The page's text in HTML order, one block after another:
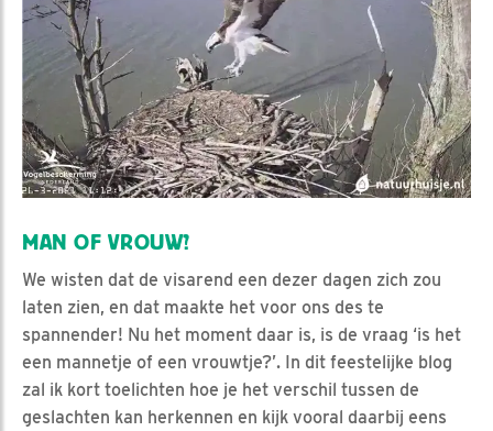
MAN OF VROUW?
We wisten dat de visarend een dezer dagen zich zou
laten zien, en dat maakte het voor ons des te
spannender! Nu het moment daar is, is de vraag ‘is het
een mannetje of een vrouwtje?’. In dit feestelijke blog
zal ik kort toelichten hoe je het verschil tussen de
geslachten kan herkennen en kijk vooral daarbij eens